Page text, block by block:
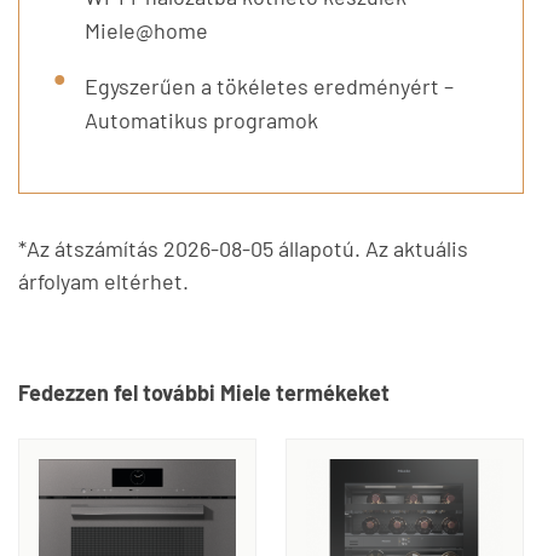
Miele@home
Egyszerűen a tökéletes eredményért –
Automatikus programok
*Az átszámítás 2026-08-05 állapotú. Az aktuális
árfolyam eltérhet.
Fedezzen fel további Miele termékeket